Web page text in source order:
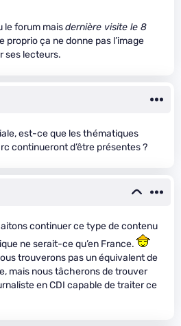
le forum maisdernière visite le 8
proprio ça ne donne pas l’image
ses lecteurs.
est-ce que les thématiques
continueront d’être présentes ?
continuer ce type de contenu
ne serait-ce qu’en France.
trouverons pas un équivalent de
mais nous tâcherons de trouver
en CDI capable de traiter ce